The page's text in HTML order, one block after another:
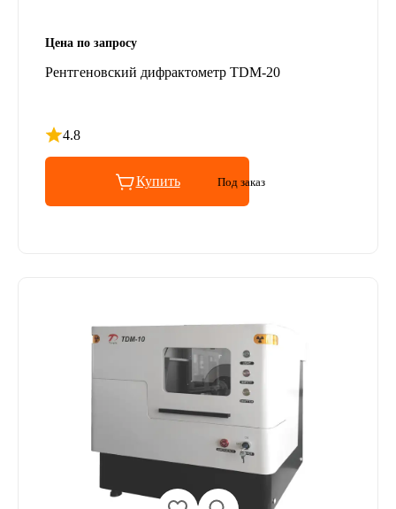
Цена по запросу
Рентгеновский дифрактометр TDM-20
4.8
Рейтинг 4.8 из 5
Купить Под заказ